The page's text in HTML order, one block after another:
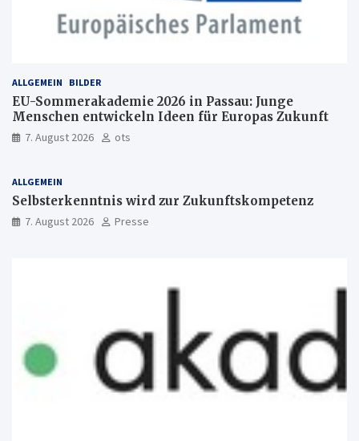
ALLGEMEIN BILDER
EU-Sommerakademie 2026 in Passau: Junge
Menschen entwickeln Ideen für Europas Zukunft
7. August 2026 ots
ALLGEMEIN
Selbsterkenntnis wird zur Zukunftskompetenz
7. August 2026 Presse